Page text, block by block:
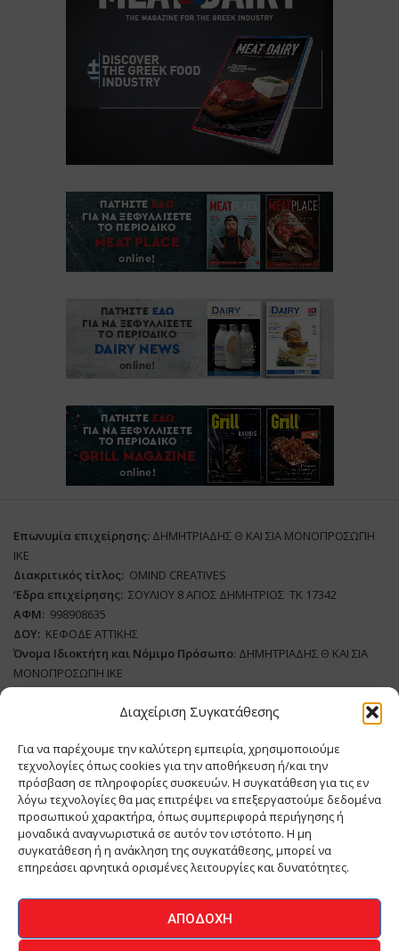
Διαχείριση Συγκατάθεσης
Για να παρέχουμε την καλύτερη εμπειρία, χρησιμοποιούμε
τεχνολογίες όπως cookies για την αποθήκευση ή/και την
πρόσβαση σε πληροφορίες συσκευών. Η συγκατάθεση για τις εν
λόγω τεχνολογίες θα μας επιτρέψει να επεξεργαστούμε δεδομένα
προσωπικού χαρακτήρα, όπως συμπεριφορά περιήγησης ή
μοναδικά αναγνωριστικά σε αυτόν τον ιστότοπο. Η μη
συγκατάθεση ή η ανάκληση της συγκατάθεσης, μπορεί να
επηρεάσει αρνητικά ορισμένες λειτουργίες και δυνατότητες.
ΑΠΟΔΟΧΉ
Επωνυμία επιχείρησης: ΔΗΜΗΤΡΙΑΔΗΣ Θ ΚΑΙ ΣΙΑ ΜΟΝΟΠΡΟΣΩΠΗ
ΙΚΕ
Διακριτικός τίτλος: ΟΜΙΝD CREATIVES
‘Eδρα επιχείρησης: ΣΟΥΛΙΟΥ 8 ΑΓΙΟΣ ΔΗΜΗΤΡΙΟΣ ΤΚ 17342
ΑΦΜ: 998908635
ΔΟΥ: ΚΕΦΟΔΕ ΑΤΤΙΚΗΣ
Όνομα Ιδιοκτήτη και Νόμιμο Πρόσωπο: ΔΗΜΗΤΡΙΑΔΗΣ Θ ΚΑΙ ΣΙΑ
ΜΟΝΟΠΡΟΣΩΠΗ ΙΚΕ
Διευθυντής Σύνταξης:ΑΘΑΝΑΣΙΟΣ ΑΝΤΩΝΙΟΥ
ΔικαιούχοςDomain:ΔΗΜΗΤΡΙΑΔΗΣ Θ ΚΑΙ ΣΙΑ ΜΟΝΟΠΡΟΣΩΠΗ ΙΚΕ
Διευθυντής: ΕΥΘΥΜΙΑΤΟΥ ΜΑΡΙΑ
Διαχειριστής:
ΕΥΘΥΜΙΑΤΟΥ ΜΑΡΙΑ
Δήλωση Συμμόρφωσης